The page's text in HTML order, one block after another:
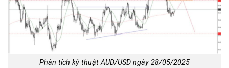
Phân tích kỹ thuật AUD/USD ngày 28/05/2025